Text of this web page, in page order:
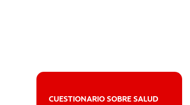
CUESTIONARIO SOBRE SALUD